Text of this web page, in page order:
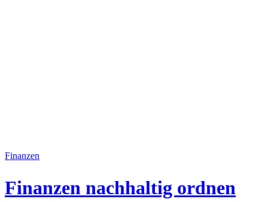
Finanzen
Finanzen nachhaltig ordnen